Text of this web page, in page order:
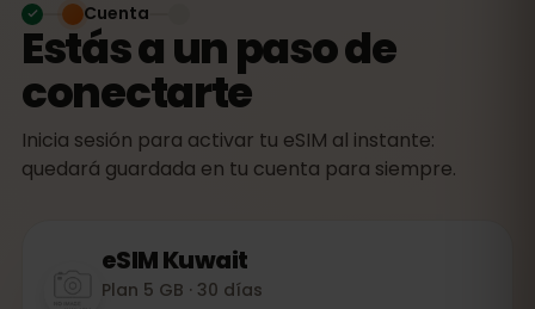
Estás a un paso de
conectarte
Inicia sesión para activar tu eSIM al instante:
quedará guardada en tu cuenta para siempre.
Cuenta
eSIMKuwait
Plan 5 GB · 30 días